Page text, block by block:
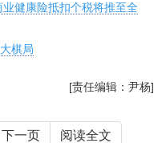
健康险抵扣个税将推至全
棋局
[责任编辑：尹杨]
下一页 阅读全文